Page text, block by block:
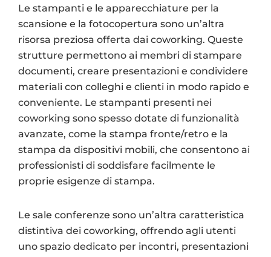
Le stampanti e le apparecchiature per la
scansione e la fotocopertura sono un’altra
risorsa preziosa offerta dai coworking. Queste
strutture permettono ai membri di stampare
documenti, creare presentazioni e condividere
materiali con colleghi e clienti in modo rapido e
conveniente. Le stampanti presenti nei
coworking sono spesso dotate di funzionalità
avanzate, come la stampa fronte/retro e la
stampa da dispositivi mobili, che consentono ai
professionisti di soddisfare facilmente le
proprie esigenze di stampa.
Le sale conferenze sono un’altra caratteristica
distintiva dei coworking, offrendo agli utenti
uno spazio dedicato per incontri, presentazioni